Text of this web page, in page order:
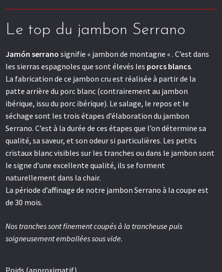
Le top du jambon Serrano
Jamón serrano signifie « jambon de montagne « . C’est dans
les sierras espagnoles que sont élevés les porcs blancs.
La fabrication de ce jambon cru est réalisée à partir de la
patte arrière du porc blanc (contrairement au jambon
ibérique, issu du porc ibérique). Le salage, le repos et le
séchage sont les trois étapes d’élaboration du jambon
Serrano. C’est à la durée de ces étapes que l’on détermine sa
qualité, sa saveur, et son odeur si particulières. Les petits
cristaux blanc visibles sur les tranches ou dans le jambon sont
le signe d’une excellente qualité, ils se forment
naturellement dans la chair.
La période d’affinage de notre jambon Serrano à la coupe est
de 30 mois.
Nos tranches sont finement coupés à la trancheuse puis
soigneusement emballées sous vide.
Poids (approximatif)